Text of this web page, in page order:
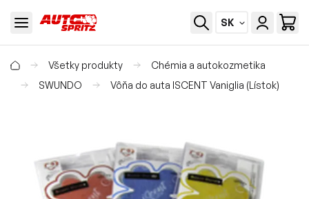
SK
Všetky produkty
Chémia a autokozmetika
SWUNDO
Vôňa do auta ISCENT Vaniglia (Lístok)